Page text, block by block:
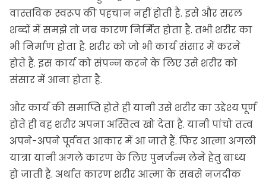
वास्तविक स्वरूप की पहचान नहीं होती है. इसे और सरल
शब्दों में समझे तो जब कारण निर्मित होता है. तभी शरीर का
भी निर्माण होता है. शरीर को जो भी कार्य संसार में करने
होते हैं. इस कार्य को संपन्न करने के लिए उसे शरीर को
संसार में आना होता है.
और कार्य की समाप्ति होते ही यानी उसे शरीर का उद्देश्य पूर्ण
होते ही वह शरीर अपना अस्तित्व खो देता है. यानी पांचो तत्व
अपने-अपने पूर्ववत आकार में आ जाते हैं. फिर आत्मा अगली
यात्रा यानी अगले कारण के लिए पुनर्जन्म लेने हेतु बाध्य
हो जाती है. अर्थात कारण शरीर आत्मा के सबसे नजदीक